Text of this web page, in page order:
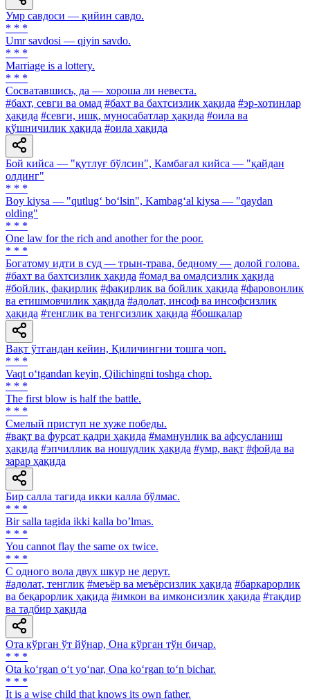
Умр савдоси — қийин савдо.
* * *
Umr savdosi — qiyin savdo.
* * *
Marriage is a lottery.
* * *
Сосватавшись, да — хороша ли невеста.
#бахт, севги ва омад #бахт ва бахтсизлик ҳақида #эр-хотинлар
ҳақида #севги, ишқ, муносабатлар ҳақида #оила ва
қўшничилик ҳақида #оила ҳақида
Бой кийса — "қутлуғ бўлсин", Камбағал кийса — "қайдан
олдинг"
* * *
Boy kiysa — "qutlug‘ bo‘lsin", Kambag‘al kiysa — "qaydan
olding"
* * *
One law for the rich and another for the poor.
* * *
Богатому идти в суд — трын-трава, бедному — долой голова.
#бахт ва бахтсизлик ҳақида #омад ва омадсизлик ҳақида
#бойлик, фақирлик #фақирлик ва бойлик ҳақида #фаровонлик
ва етишмовчилик ҳақида #адолат, инсоф ва инсофсизлик
ҳақида #тенглик ва тенгсизлик ҳақида #бошқалар
Вақт ўтгандан кейин, Қиличингни тошга чоп.
* * *
Vaqt o‘tgandan keyin, Qilichingni toshga chop.
* * *
The first blow is half the battle.
* * *
Смелый приступ не хуже победы.
#вақт ва фурсат қадри ҳақида #мамнунлик ва афсусланиш
ҳақида #эпчиллик ва ношудлик ҳақида #умр, вақт #фойда ва
зарар ҳақида
Бир салла тагида икки калла бўлмас.
* * *
Bir salla tagida ikki kalla boʼlmas.
* * *
You cannot flay the same ox twice.
* * *
С одного вола двух шкур не дерут.
#адолат, тенглик #меъёр ва меъёрсизлик ҳақида #барқарорлик
ва беқарорлик ҳақида #имкон ва имконсизлик ҳақида #тақдир
ва тадбир ҳақида
Ота кўрган ўт йўнар, Она кўрган тўн бичар.
* * *
Ota ko‘rgan o‘t yo‘nar, Ona ko‘rgan to‘n bichar.
* * *
It is a wise child that knows its own father.